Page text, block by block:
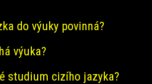
do výuky povinná?
výuka?
studium cizího jazyka?